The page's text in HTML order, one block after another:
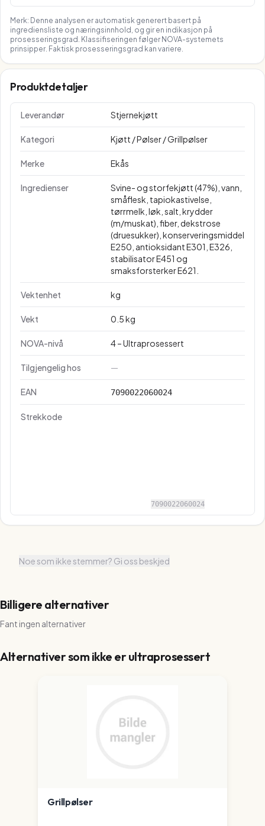
Merk: Denne analysen er automatisk generert basert på
ingrediensliste og næringsinnhold, og gir en indikasjon på
prosesseringsgrad. Klassifiseringen følger NOVA-systemets
prinsipper. Faktisk prosesseringsgrad kan variere.
Produktdetaljer
Leverandør Stjernekjøtt
Kategori Kjøtt / Pølser / Grillpølser
Merke Ekås
Ingredienser
Svine- og storfekjøtt (47%), vann,
småflesk, tapiokastivelse,
tørrmelk, løk, salt, krydder
(m/muskat), fiber, dekstrose
(druesukker), konserveringsmiddel
E250, antioksidant E301, E326,
stabilisator E451 og
smaksforsterker E621.
Vektenhet kg
Vekt 0.5 kg
NOVA-nivå 4 – Ultraprosessert
Tilgjengelig hos —
EAN 7090022060024
Strekkode
7090022060024
Noe som ikke stemmer? Gi oss beskjed
Billigere alternativer
Fant ingen alternativer
Alternativer som ikke er ultraprosessert
Grillpølser